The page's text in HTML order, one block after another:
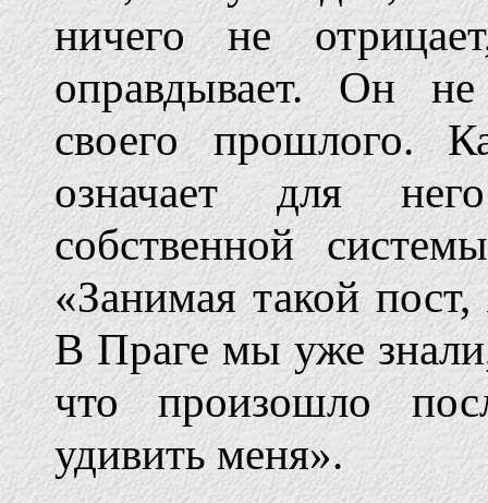
ничего не
оправдывает. Он
своего прошлого.
означает для
собственной
«Занимая такой
В Праге мы уже
что произошло
удивить меня».